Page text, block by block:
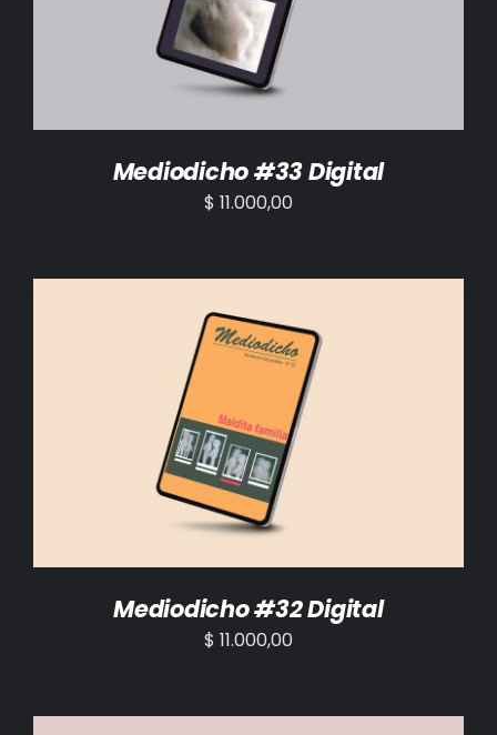
Mediodicho #33 Digital
$ 11.000,00
AÑADIR AL CARRITO /
Mediodicho #32 Digital
$ 11.000,00